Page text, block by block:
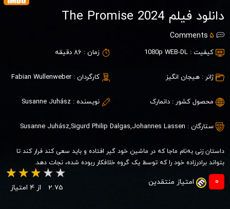
دانلود فیلم The Promise 2024
5
Comments
کیفیت : 1080p WEB-DL زمان : 86 دقیقه
ژانر : هیجان انگیز کارگردان : Fabian Wullenweber
محصول کشور : دانمارک نویسنده : Susanne Juhász
ستارگان : Susanne Juhász,Sigurd Philip Dalgas,Johannes Lassen
داستان زنی به‌نام ماجا که در ماشین خود گیر افتاده و باید سعی کند فرار کند تا
بتواند برادرزاده خود را که توسط یک گروه خلافکار ربوده شده، نجات دهد.
0 امتیاز منتقدین
2.75 از 4 امتیاز